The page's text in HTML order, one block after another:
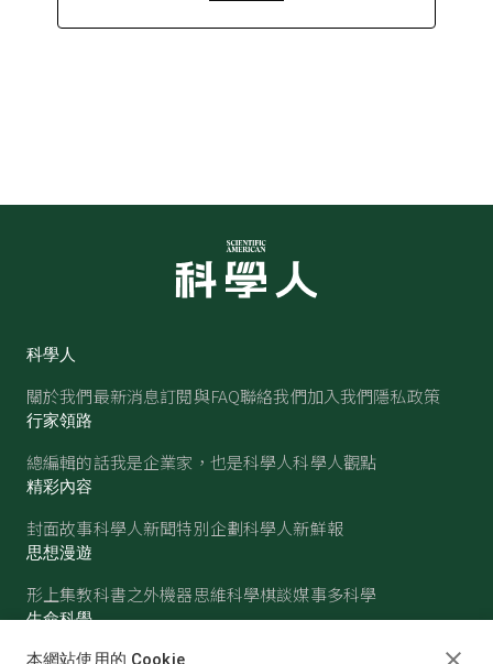
科學人
關於我們最新消息訂閱與FAQ聯絡我們加入我們隱私政策
行家領路
總編輯的話我是企業家，也是科學人科學人觀點
精彩內容
封面故事科學人新聞特別企劃科學人新鮮報
思想漫遊
形上集教科書之外機器思維科學棋談媒事多科學
生命科學
本網站使用的 Cookie